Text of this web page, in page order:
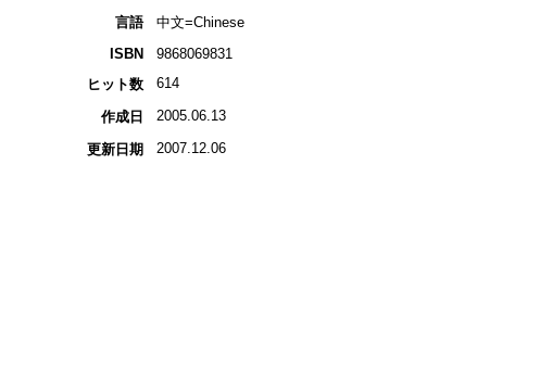
言語
中文=Chinese
ISBN
9868069831
ヒット数
614
作成日 2005.06.13
更新日期 2007.12.06